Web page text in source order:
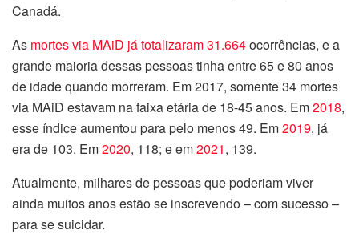
Canadá.
As mortes via MAiD já totalizaram 31.664ocorrências, e a
grande maioria dessas pessoas tinha entre 65 e 80 anos
de idade quando morreram. Em 2017, somente 34 mortes
via MAiD estavam na faixa etária de 18-45 anos. Em2018,
esse índice aumentou para pelo menos 49. Em2019, já
era de 103. Em2020, 118; e em2021, 139.
Atualmente, milhares de pessoas que poderiam viver
ainda muitos anos estão se inscrevendo – com sucesso –
para se suicidar.